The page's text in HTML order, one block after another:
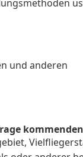
und anderen
kommenden